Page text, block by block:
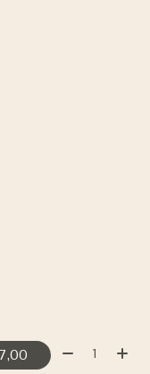
Aantal: